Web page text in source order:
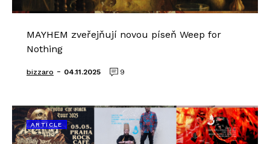
MAYHEM zveřejňují novou píseň Weep for
Nothing
bizzaro - 04.11.2025 9
ARTICLE